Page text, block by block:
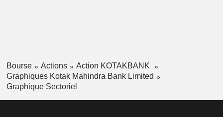
Bourse Actions
Action KOTAKBANK
Graphiques Kotak Mahindra Bank Limited
Graphique Sectoriel